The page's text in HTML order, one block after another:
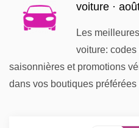
voiture ·
Les
voiture:
saisonnières et promotions
dans vos boutiques préférées